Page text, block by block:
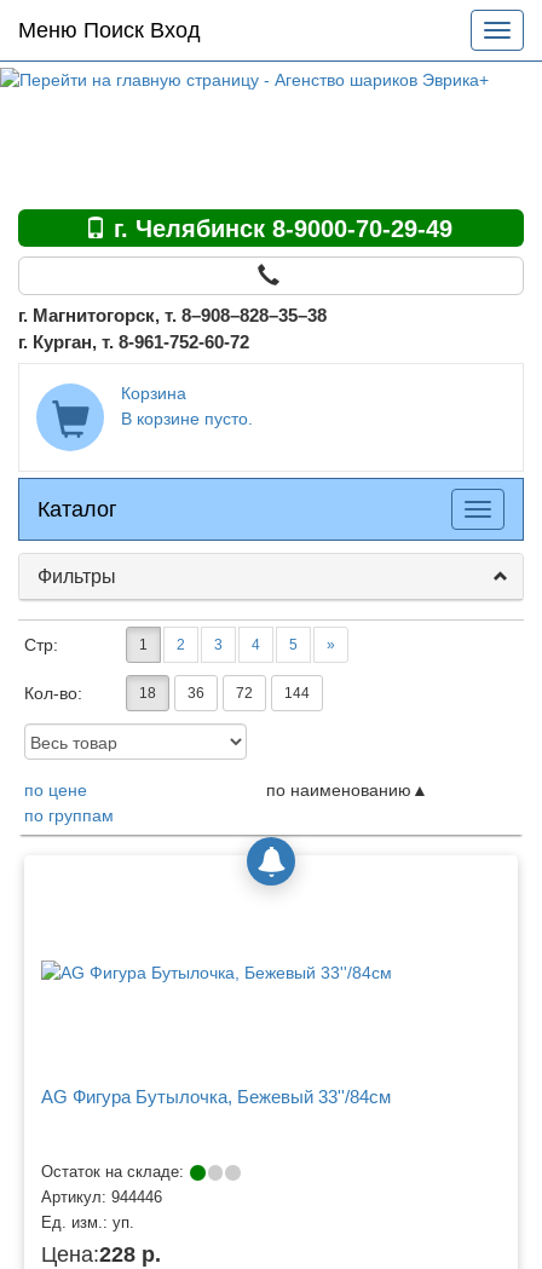
Основное
меню
по
Меню Поиск Вход
меню
г. Челябинск 8-9000-70-29-49
г. Магнитогорск, т. 8–908–828–35–38
г. Курган, т. 8-961-752-60-72
Корзина
В корзине пусто.
Каталог
Каталог
меню
Фильтры
Стр: 1 2 3 4 5 »
Кол-во: 18 36 72 144
Доступность:
по цене
по наименованию
по группам
AG Фигура Бутылочка, Бежевый 33''/84см
Остаток на складе:
Артикул: 944446
Ед. изм.: уп.
Цена:228 р.